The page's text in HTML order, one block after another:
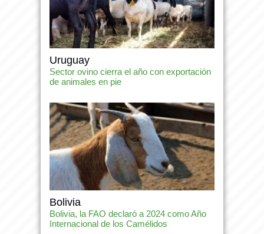
Uruguay
Sector ovino cierra el año con exportación
de animales en pie
Bolivia
Bolivia, la FAO declaró a 2024 como Año
Internacional de los Camélidos